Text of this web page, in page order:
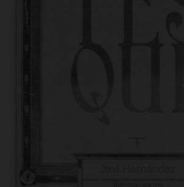
Grotesque / Ignacio Cid Hermoso